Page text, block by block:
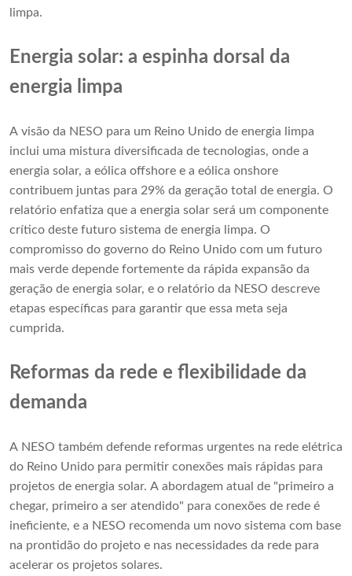
limpa.
Energia solar: a espinha dorsal da
energia limpa
A visão da NESO para um Reino Unido de energia limpa
inclui uma mistura diversificada de tecnologias, onde a
energia solar, a eólica offshore e a eólica onshore
contribuem juntas para 29% da geração total de energia. O
relatório enfatiza que a energia solar será um componente
crítico deste futuro sistema de energia limpa. O
compromisso do governo do Reino Unido com um futuro
mais verde depende fortemente da rápida expansão da
geração de energia solar, e o relatório da NESO descreve
etapas específicas para garantir que essa meta seja
cumprida.
Reformas da rede e flexibilidade da
demanda
A NESO também defende reformas urgentes na rede elétrica
do Reino Unido para permitir conexões mais rápidas para
projetos de energia solar. A abordagem atual de "primeiro a
chegar, primeiro a ser atendido" para conexões de rede é
ineficiente, e a NESO recomenda um novo sistema com base
na prontidão do projeto e nas necessidades da rede para
acelerar os projetos solares.